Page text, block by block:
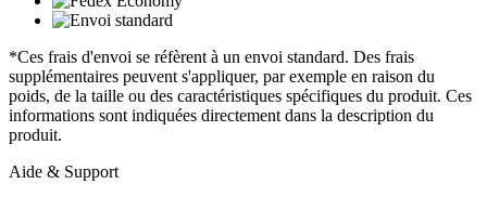
*Ces frais d'envoi se réfèrent à un envoi standard. Des frais
supplémentaires peuvent s'appliquer, par exemple en raison du
poids, de la taille ou des caractéristiques spécifiques du produit. Ces
informations sont indiquées directement dans la description du
produit.
Aide & Support